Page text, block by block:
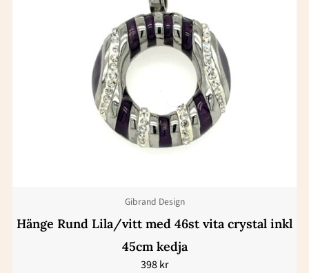
Gibrand Design
Hänge Rund Lila/vitt med 46st vita crystal inkl
45cm kedja
398kr